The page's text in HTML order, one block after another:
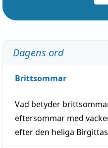
Dagens ord
Brittsommar
Vad betyder
eftersommar med
efter den heliga Birgittas